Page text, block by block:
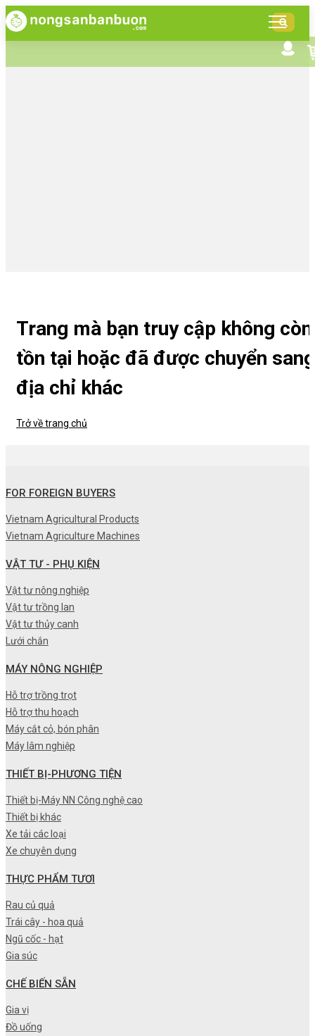
MỤC
Trang mà bạn truy cập không còn
tồn tại hoặc đã được chuyển sang
địa chỉ khác
Trở về trang chủ
FOR FOREIGN BUYERS
Vietnam Agricultural Products
Vietnam Agriculture Machines
VẬT TƯ - PHỤ KIỆN
Vật tư nông nghiệp
Vật tư trồng lan
Vật tư thủy canh
Lưới chắn
MÁY NÔNG NGHIỆP
Hỗ trợ trồng trọt
Hỗ trợ thu hoạch
Máy cắt cỏ, bón phân
Máy lâm nghiệp
THIẾT BỊ-PHƯƠNG TIỆN
Thiết bị-Máy NN Công nghệ cao
Thiết bị khác
Xe tải các loại
Xe chuyên dụng
THỰC PHẨM TƯƠI
Rau củ quả
Trái cây - hoa quả
Ngũ cốc - hạt
Gia súc
CHẾ BIẾN SẴN
Gia vị
Đồ uống